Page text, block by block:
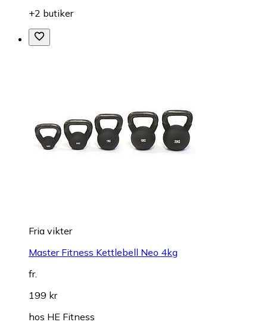
+2 butiker
Fria vikter
Master Fitness Kettlebell Neo 4kg
fr.
199 kr
hos HE Fitness